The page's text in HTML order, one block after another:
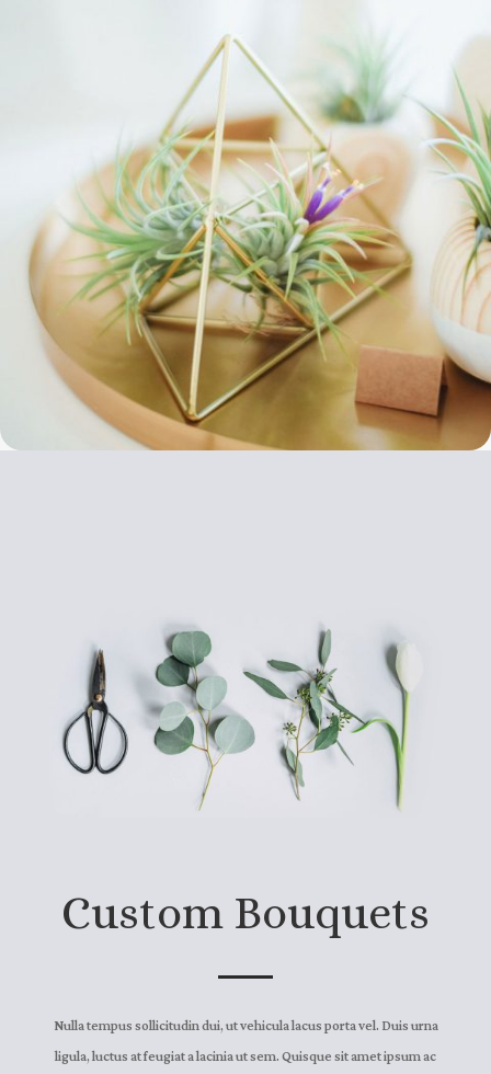
Custom Bouquets
Nulla tempus sollicitudin dui, ut vehicula lacus porta vel. Duis urna
ligula, luctus at feugiat a lacinia ut sem. Quisque sit amet ipsum ac